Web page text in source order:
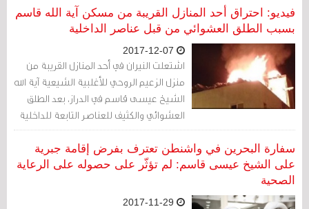
فيديو: احتراق أحد المنازل القريبة من مسكن آية الله قاسم
بسبب الطلق العشوائي من قبل عناصر الداخلية
اشتعلت النيران في أحد المنازل القريبة من
منزل الزعيم الروحي للأغلبية الشيعية آية الله
الشيخ عيسى قاسم في الدراز، بعد الطلق
العشوائي والكثيف للعناصر التابعة للداخلية
على أهالي البلدة المحاصرة منذ عام ونصف.
سفارة البحرين في واشنطن تعترف بفرض إقامة جبرية
على الشيخ عيسى قاسم: لم تؤثّر على حصوله على الرعاية
الصحية